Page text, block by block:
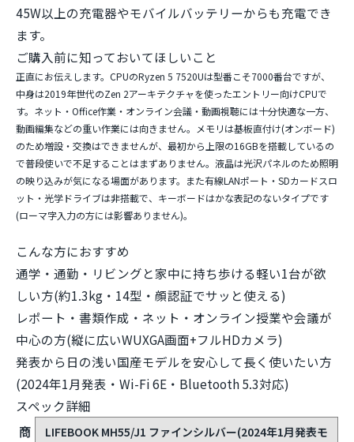
45W以上の充電器やモバイルバッテリーからも充電でき
ます。
ご購入前に知っておいてほしいこと
正直にお伝えします。CPUのRyzen 5 7520Uは型番こそ7000番台ですが、
中身は2019年世代のZen 2アーキテクチャを使ったエントリー向けCPUで
す。ネット・Office作業・オンライン会議・動画視聴には十分快適な一方、
動画編集などの重い作業には向きません。メモリは基板直付け(オンボード)
のため増設・交換はできませんが、最初から上限の16GBを搭載しているの
で普段使いで不足することはまずありません。液晶は光沢パネルのため照明
の映り込みが気になる場面があります。また有線LANポート・SDカードスロ
ット・光学ドライブは非搭載で、キーボードはかな表記のないタイプです
(ローマ字入力の方には影響ありません)。
こんな方におすすめ
通学・通勤・リビングと家中に持ち歩ける軽い1台が欲
しい方(約1.3kg・14型・顔認証でサッと使える)
レポート・書類作成・ネット・オンライン授業や会議が
中心の方(縦に広いWUXGA画面+フルHDカメラ)
発表から日の浅い国産モデルを安心して長く使いたい方
(2024年1月発表・Wi-Fi 6E・Bluetooth 5.3対応)
スペック詳細
商
LIFEBOOK MH55/J1 ファインシルバー(2024年1月発表モ